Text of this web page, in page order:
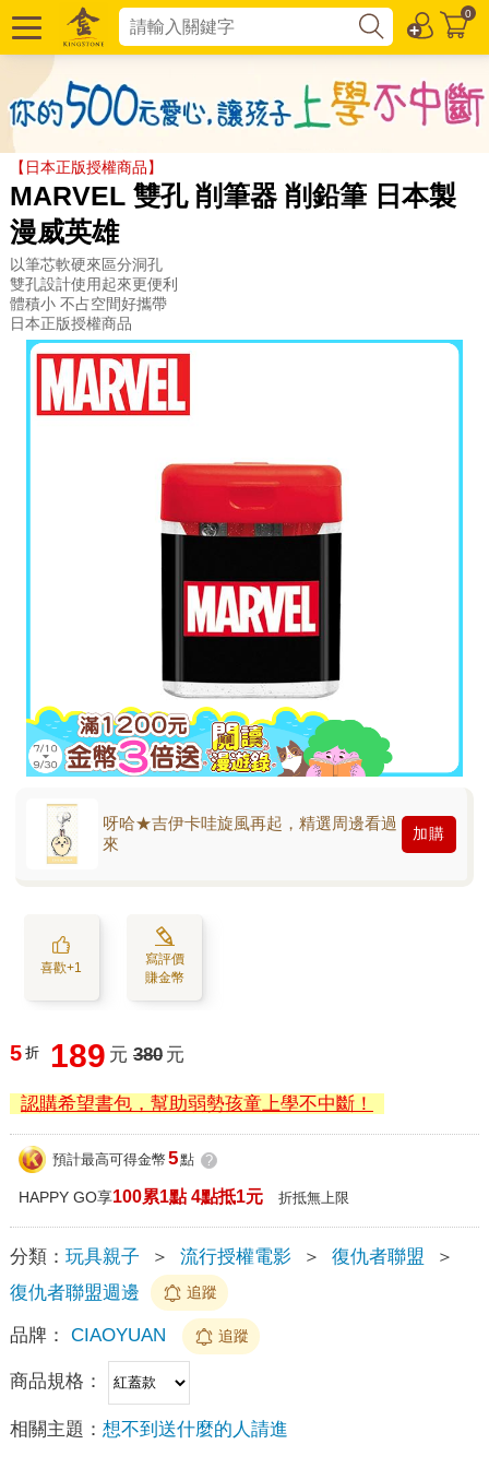
0
【日本正版授權商品】
MARVEL 雙孔 削筆器 削鉛筆 日本製
漫威英雄
以筆芯軟硬來區分洞孔
雙孔設計使用起來更便利
體積小 不占空間好攜帶
日本正版授權商品
呀哈★吉伊卡哇旋風再起，精選周邊看過
來
加購
喜歡+1
寫評價
賺金幣
5 折 189 元 380 元
認購希望書包，幫助弱勢孩童上學不中斷！
預計最高可得金幣 5點 ?
HAPPY GO享100累1點 4點抵1元 折抵無上限
分類： 玩具親子 ＞ 流行授權電影 ＞ 復仇者聯盟
＞
復仇者聯盟週邊
追蹤
品牌： CIAOYUAN 追蹤
商品規格：
相關主題： 想不到送什麼的人請進